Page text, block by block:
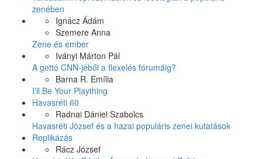
zenében
Ignácz Ádám
Szemere Anna
Zene és ember
Iványi Márton Pál
A gettó CNN-jéből a flexelés fórumáig?
Barna R. Emília
I’ll Be Your Plaything
Havasréti 60
Radnai Dániel Szabolcs
Havasréti József és a hazai populáris zenei kutatások
Replikázás
Rácz József